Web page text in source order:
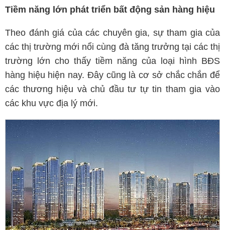
Tiềm năng lớn phát triển bất động sản hàng hiệu
Theo đánh giá của các chuyên gia, sự tham gia của
các thị trường mới nổi cùng đà tăng trưởng tại các thị
trường lớn cho thấy tiềm năng của loại hình BĐS
hàng hiệu hiện nay. Đây cũng là cơ sở chắc chắn để
các thương hiệu và chủ đầu tư tự tin tham gia vào
các khu vực địa lý mới.